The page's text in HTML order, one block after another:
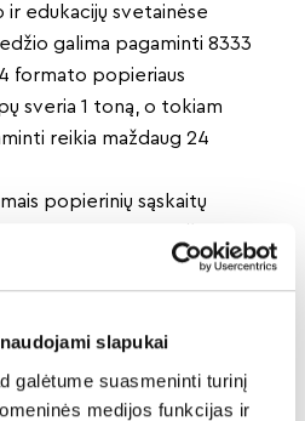
slapukai
galėtume suasmeninti turinį
medijos funkcijas ir
edukacijų svetainėse
galima pagaminti 8333
formato popieriaus
sveria 1 toną, o tokiam
reikia maždaug 24
popierinių sąskaitų
kad vienas medis
apie 10 kg anglies
prisideda prie švaresnės